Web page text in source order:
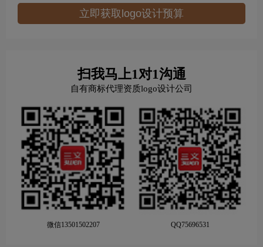
立即获取logo设计预算
扫我马上1对1沟通
自有商标代理资质logo设计公司
微信13501502207 QQ75696531